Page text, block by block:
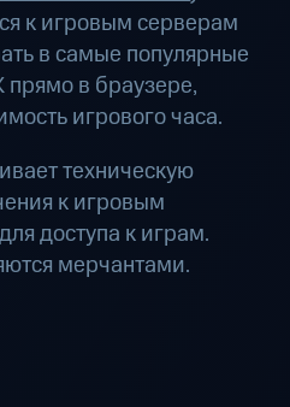
к игровым серверам
в самые популярные
в браузере,
игрового часа.
техническую
к игровым
доступа к играм.
мерчантами.